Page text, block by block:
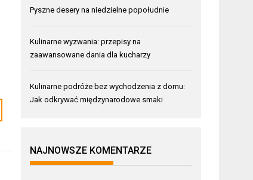
Pyszne desery na niedzielne popołudnie
Kulinarne wyzwania: przepisy na
zaawansowane dania dla kucharzy
Kulinarne podróże bez wychodzenia z domu:
Jak odkrywać międzynarodowe smaki
NAJNOWSZE KOMENTARZE